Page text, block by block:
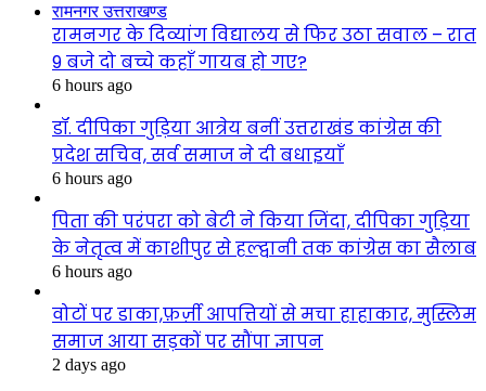
रामनगर उत्तराखण्ड
रामनगर के दिव्यांग विद्यालय से फिर उठा सवाल – रात
9 बजे दो बच्चे कहाँ गायब हो गए?
6 hours ago
डॉ. दीपिका गुड़िया आत्रेय बनीं उत्तराखंड कांग्रेस की
प्रदेश सचिव, सर्व समाज ने दी बधाइयाँ
6 hours ago
पिता की परंपरा को बेटी ने किया जिंदा, दीपिका गुड़िया
के नेतृत्व में काशीपुर से हल्द्वानी तक कांग्रेस का सैलाब
6 hours ago
वोटों पर डाका,फ़र्ज़ी आपत्तियों से मचा हाहाकार, मुस्लिम
समाज आया सड़कों पर सौंपा ज्ञापन
2 days ago